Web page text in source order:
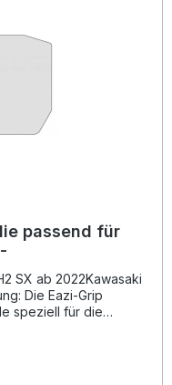
125 ab 2023
passend für
SX ab 2022Kawasaki
Die Eazi-Grip
speziell für die
vor Kratzern,